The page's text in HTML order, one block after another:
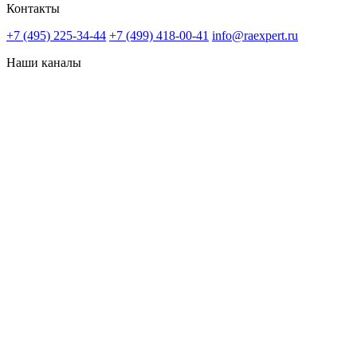
Контакты
+7 (495) 225-34-44 +7 (499) 418-00-41 info@raexpert.ru
Наши каналы